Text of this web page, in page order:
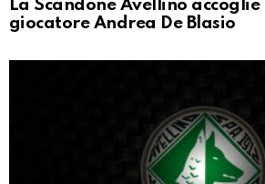
La Scandone Avellino accoglie
giocatore Andrea De Blasio